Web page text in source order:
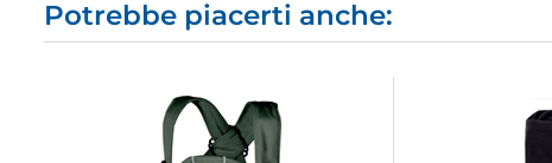
Potrebbe piacerti anche: